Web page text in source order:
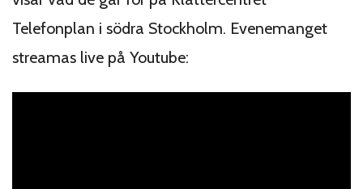
Telefonplan i södra Stockholm. Evenemanget
streamas live på Youtube: